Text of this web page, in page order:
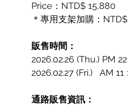
Price：NTD$ 15,880
＊專用支架加購：
販售時間：
2026.02.26 (Thu.) PM
2026.02.27 (Fri.)   AM
通路販售資訊：